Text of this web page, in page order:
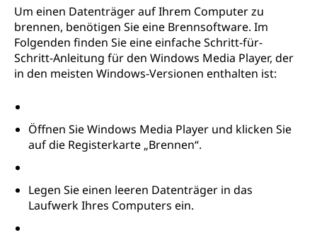
Um einen Datenträger auf Ihrem Computer zu
brennen, benötigen Sie eine Brennsoftware. Im
Folgenden finden Sie eine einfache Schritt-für-
Schritt-Anleitung für den Windows Media Player, der
in den meisten Windows-Versionen enthalten ist:
Öffnen Sie Windows Media Player und klicken Sie
auf die Registerkarte „Brennen“.
Legen Sie einen leeren Datenträger in das
Laufwerk Ihres Computers ein.